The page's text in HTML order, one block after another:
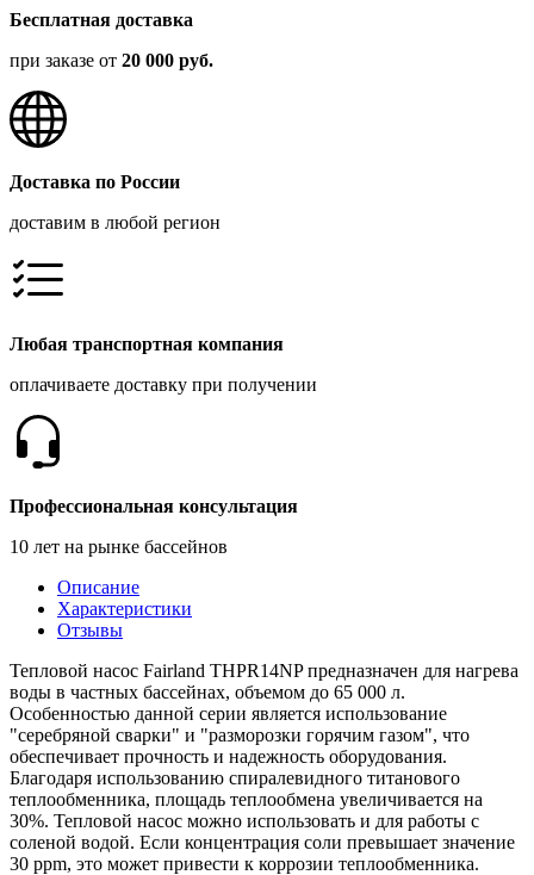
Бесплатная доставка
при заказе от 20 000 руб.
Доставка по России
доставим в любой регион
Любая транспортная компания
оплачиваете доставку при получении
Профессиональная консультация
10 лет на рынке бассейнов
Описание
Характеристики
Отзывы
Тепловой насос Fairland THPR14NP предназначен для нагрева
воды в частных бассейнах, объемом до 65 000 л.
Особенностью данной серии является использование
"серебряной сварки" и "разморозки горячим газом", что
обеспечивает прочность и надежность оборудования.
Благодаря использованию спиралевидного титанового
теплообменника, площадь теплообмена увеличивается на
30%. Тепловой насос можно использовать и для работы с
соленой водой. Если концентрация соли превышает значение
30 ppm, это может привести к коррозии теплообменника.